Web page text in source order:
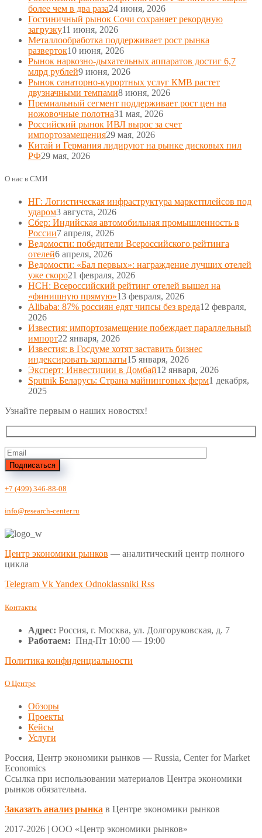
более чем в два раза24 июня, 2026
Гостиничный рынок Сочи сохраняет рекордную
загрузку11 июня, 2026
Металлообработка поддерживает рост рынка
разверток10 июня, 2026
Рынок наркозно-дыхательных аппаратов достиг 6,7
млрд рублей9 июня, 2026
Рынок санаторно-курортных услуг КМВ растет
двузначными темпами8 июня, 2026
Премиальный сегмент поддерживает рост цен на
ножовочные полотна31 мая, 2026
Российский рынок ИВЛ вырос за счет
импортозамещения29 мая, 2026
Китай и Германия лидируют на рынке дисковых пил
РФ29 мая, 2026
О нас в СМИ
НГ: Логистическая инфраструктура маркетплейсов под
ударом3 августа, 2026
Сбер: Индийская автомобильная промышленность в
России7 апреля, 2026
Ведомости: победители Всероссийского рейтинга
отелей6 апреля, 2026
Ведомости: «Бал первых»: награждение лучших отелей
уже скоро21 февраля, 2026
НСН: Всероссийский рейтинг отелей вышел на
«финишную прямую»13 февраля, 2026
Alibaba: 87% россиян едят чипсы без вреда12 февраля,
2026
Известия: импортозамещение побеждает параллельный
импорт22 января, 2026
Известия: в Госдуме хотят заставить бизнес
индексировать зарплаты15 января, 2026
Эксперт: Инвестиции в Домбай12 января, 2026
Sputnik Беларусь: Страна майнинговых ферм1 декабря,
2025
Узнайте первым о наших новостях!
Подписаться
+7 (499) 346-88-08
info@research-center.ru
Центр экономики рынков — аналитический центр полного
цикла
Telegram VkYandex Odnoklassniki Rss
Контакты
Адрес: Россия, г. Москва, ул. Долгоруковская, д. 7
Работаем: Пнд-Пт 10:00 — 19:00
Политика конфиденциальности
О Центре
Обзоры
Проекты
Кейсы
Услуги
Россия, Центр экономики рынков — Russia, Center for Market
Economics
Ссылка при использовании материалов Центра экономики
рынков обязательна.
Заказать анализ рынка в Центре экономики рынков
2017-2026 | ООО «Центр экономики рынков»